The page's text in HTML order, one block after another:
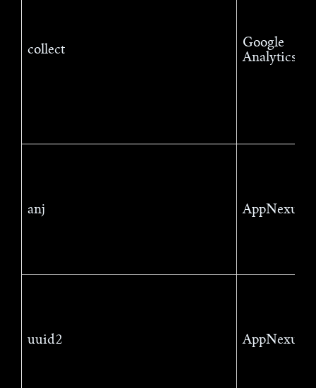
collect
Google
Analytics
anj AppNexus
uuid2 AppNexus